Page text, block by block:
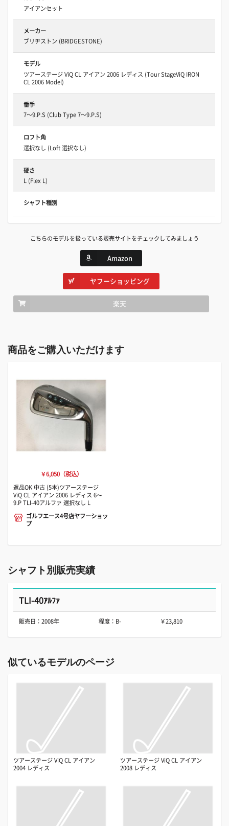
アイアンセット
メーカー
ブリヂストン (BRIDGESTONE)
モデル
ツアーステージ ViQ CL アイアン 2006 レディス (Tour StageViQ IRON
CL 2006 Model)
番手
7～9.P.S (Club Type 7～9.P.S)
ロフト角
選択なし (Loft 選択なし)
硬さ
L (Flex L)
シャフト種別
こちらのモデルを扱っている販売サイトをチェックしてみましょう
Amazon
ヤフーショッピング
楽天
商品をご購入いただけます
￥6,050（税込）
返品OK 中古 (5本)ツアーステージ
ViQ CL アイアン 2006 レディス 6〜
9.P TLI-40アルファ 選択なし L
ゴルフエース4号店ヤフーショッ
プ
シャフト別販売実績
TLI-40ｱﾙﾌｧ
販売日：2008年 程度：B- ￥23,810
似ているモデルのページ
ツアーステージ ViQ CL アイアン
2004 レディス
ツアーステージ ViQ CL アイアン
2008 レディス